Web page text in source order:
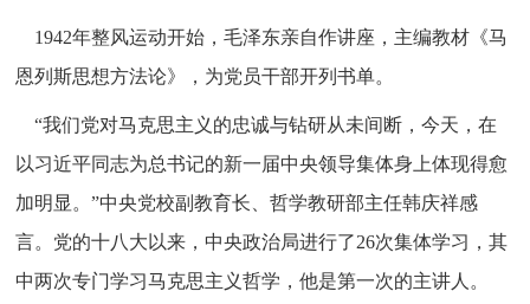
1942年整风运动开始，毛泽东亲自作讲座，主编教材《马
恩列斯思想方法论》，为党员干部开列书单。
“我们党对马克思主义的忠诚与钻研从未间断，今天，在
以习近平同志为总书记的新一届中央领导集体身上体现得愈
加明显。”中央党校副教育长、哲学教研部主任韩庆祥感
言。党的十八大以来，中央政治局进行了26次集体学习，其
中两次专门学习马克思主义哲学，他是第一次的主讲人。